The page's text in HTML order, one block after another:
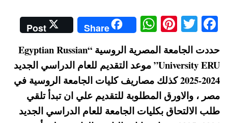
Fa
ce
bo
ok
T
wi
tte
r
Pi
nt
er
es
t
W
ha
ts
A
pp
Share
Post
حددت الجامعة المصرية الروسية “Egyptian Russian
University ERU” موعد التقديم للعام الدراسي الجديد
2024-2025 كذلك مصاريف كليات الجامعة الروسية في
مصر ، والاورق المطلوبة للتقديم علي ان تبدأ تلقي
طلب الالتحاق بكليات الجامعة للعام الدراسي الجديد